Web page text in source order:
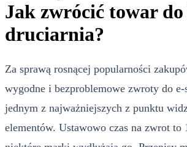
Jak zwrócić towar
druciarnia?
Za sprawą rosnącej popularności
wygodne i bezproblemowe zwroty do e-
jednym z najważniejszych z punktu
elementów. Ustawowo czas na zwrot to